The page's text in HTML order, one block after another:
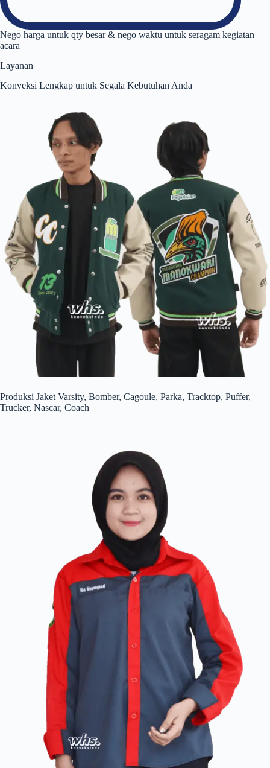
Nego harga untuk qty besar & nego waktu untuk seragam kegiatan
acara
Layanan
Konveksi Lengkap untuk Segala Kebutuhan Anda
Produksi Jaket Varsity, Bomber, Cagoule, Parka, Tracktop, Puffer,
Trucker, Nascar, Coach